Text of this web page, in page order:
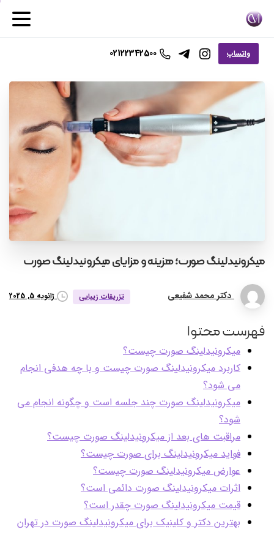
واتساپ 02122342500
میکرونیدلینگصورت؛هزینهومزایایمیکرونیدلینگصورت
دکتر محمد شفیعی تزریقات زیبایی ژانویه 5, 2025
فهرست محتوا
میکرونیدلینگ صورت چیست؟
کاربرد میکرونیدلینگ صورت چیست و با چه هدفی انجام
می شود؟
میکرونیدلینگ صورت چند جلسه است و چگونه انجام می
شود؟
مراقبت های بعد از میکرونیدلینگ صورت چیست؟
فواید میکرونیدلینگ برای صورت چیست؟
عوارض میکرونیدلینگ صورت چیست؟
اثرات میکرونیدلینگ صورت دائمی است؟
قیمت میکرونیدلینگ صورت چقدر است؟
بهترین دکتر و کلینیک برای میکرونیدلینگ صورت در تهران